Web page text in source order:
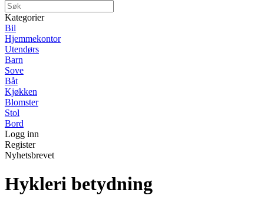
Kategorier
Bil
Hjemmekontor
Utendørs
Barn
Sove
Båt
Kjøkken
Blomster
Stol
Bord
Logg inn
Register
Nyhetsbrevet
Hykleri betydning